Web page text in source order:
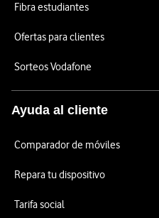
Fibra estudiantes
Ofertas para clientes
Sorteos Vodafone
Ayuda al cliente
Comparador de móviles
Repara tu dispositivo
Tarifa social